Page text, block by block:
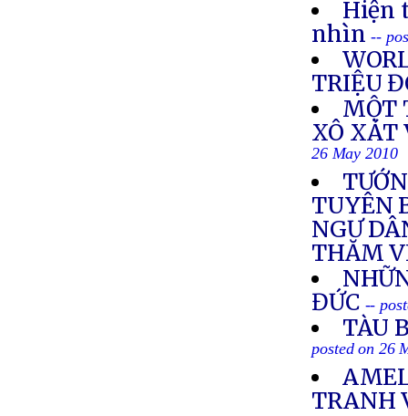
Hiện
nhìn --
TRIỆU
MỘT
XÔ XÁT
26 May 2010
TUYÊN
NGƯ
THĂM
ĐỨC --
TÀU
posted on 26
TRANH